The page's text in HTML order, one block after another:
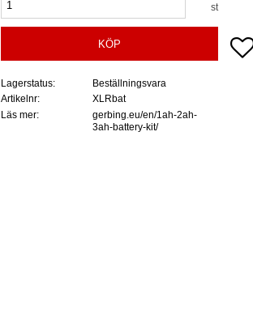
st
KÖP
Lagerstatus
Beställningsvara
Artikelnr
XLRbat
Läs mer
gerbing.eu/en/1ah-2ah-
3ah-battery-kit/